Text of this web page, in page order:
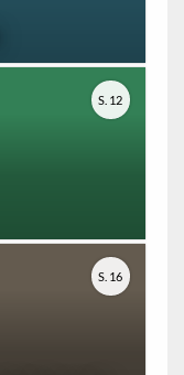
S. 12
S. 16